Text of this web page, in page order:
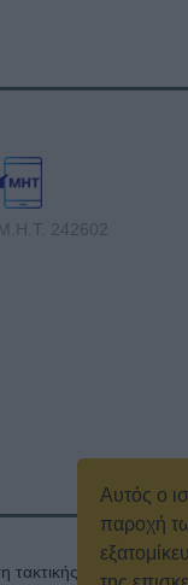
Αυτός ο
παροχή
Μ.Η.Τ. 242602
γενικής